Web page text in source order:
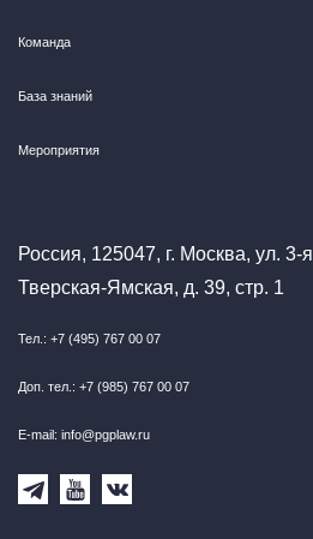
Команда
База знаний
Мероприятия
Россия, 125047, г. Москва, ул. 3-я
Тверская-Ямская, д. 39, стр. 1
Тел.: +7 (495) 767 00 07
Доп. тел.: +7 (985) 767 00 07
E-mail: info@pgplaw.ru